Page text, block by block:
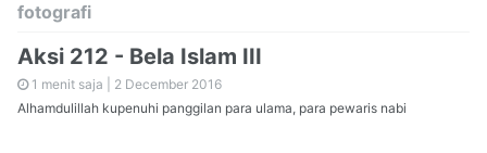
fotografi
Aksi 212 - Bela Islam III
1 menit saja | 2 December 2016
Alhamdulillah kupenuhi panggilan para ulama, para pewaris nabi